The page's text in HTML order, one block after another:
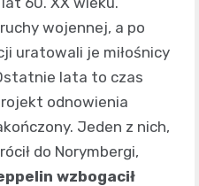
wojennej, a po
uratowali je miłośnicy
lata to czas
odnowienia
Jeden z nich,
do Norymbergi,
wzbogacił